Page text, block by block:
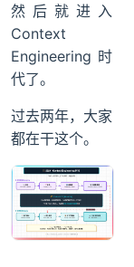
然后就进入
Context
Engineering 时
代了。
过去两年，大家
都在干这个。